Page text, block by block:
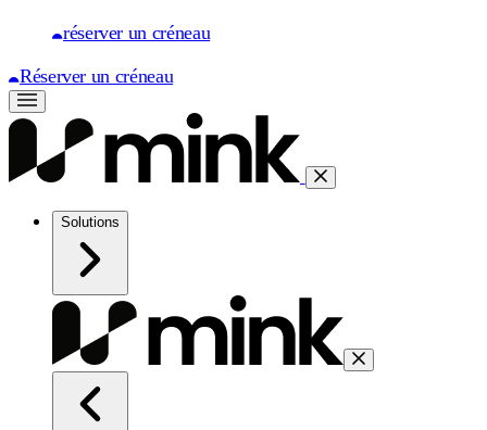
réserver un créneau
Réserver un créneau
Solutions